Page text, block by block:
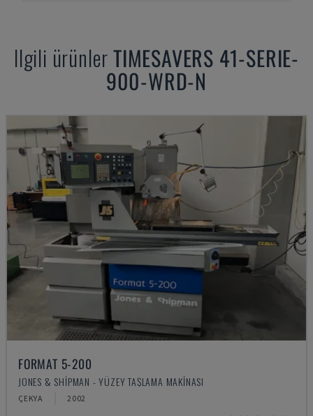
Ilgili ürünlerTIMESAVERS 41-SERIE-
900-WRD-N
FORMAT 5-200
JONES & SHIPMAN - YÜZEY TAŞLAMA MAKINASI
ÇEKYA 2002